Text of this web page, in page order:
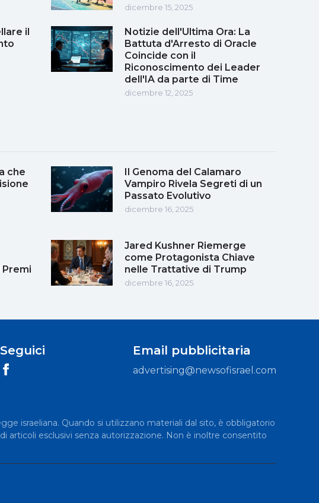
dicembre 15, 2025
il
Notizie dell'Ultima Ora: La
Battuta d'Arresto di Oracle
Coincide con il
Riconoscimento dei Leader
dell'IA da parte di Time
dicembre 12, 2025
che
Il Genoma del Calamaro
Vampiro Rivela Segreti di un
Passato Evolutivo
dicembre 16, 2025
Jared Kushner Riemerge
come Protagonista Chiave
nelle Trattative di Trump
dicembre 16, 2025
Seguici Email pubblicitaria
advertising@newsofisrael.com
israeliana. Quando si utilizzano materiali dal sito, è obbligatorio
articoli esclusivi senza autorizzazione. Non è inoltre consentito